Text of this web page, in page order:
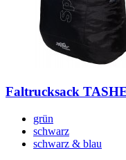
Faltrucksack
grün
schwarz
schwarz & blau